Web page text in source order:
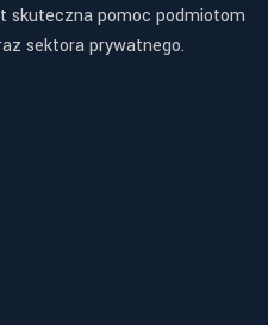
skuteczna pomoc podmiotom
sektora prywatnego.